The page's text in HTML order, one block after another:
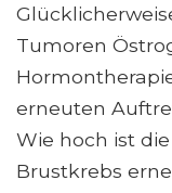
Tumoren
erneuten
Wie hoch ist
Brustkrebs